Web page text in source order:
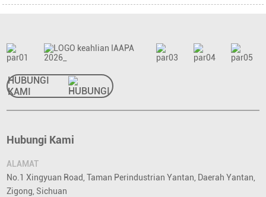
HUBUNGI
KAMI
Hubungi Kami
ALAMAT
No.1 Xingyuan Road, Taman Perindustrian Yantan, Daerah Yantan,
Zigong, Sichuan